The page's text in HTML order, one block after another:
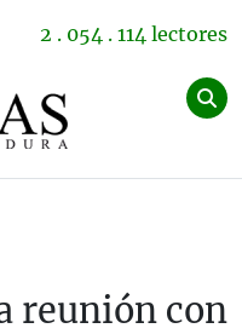
2 . 054 . 114 lectores
reunión con